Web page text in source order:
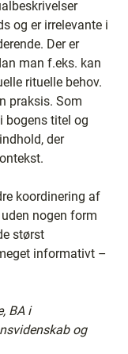
og er irrelevante i
Der er
man f.eks. kan
rituelle behov.
praksis. Som
bogens titel og
der
koordinering af
nogen form
størst
informativt –
BA i
og